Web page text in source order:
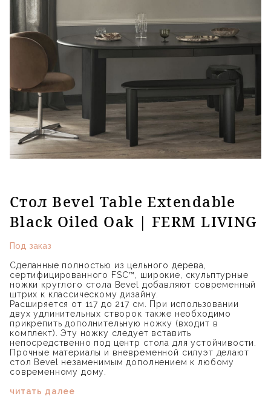
Стол Bevel Table Extendable
Black Oiled Oak | FERM LIVING
Под заказ
Сделанные полностью из цельного дерева,
сертифицированного FSC™, широкие, скульптурные
ножки круглого стола Bevel добавляют современный
штрих к классическому дизайну.
Расширяется от 117 до 217 см. При использовании
двух удлинительных створок также необходимо
прикрепить дополнительную ножку (входит в
комплект). Эту ножку следует вставить
непосредственно под центр стола для устойчивости.
Прочные материалы и вневременной силуэт делают
стол Bevel незаменимым дополнением к любому
современному дому.
читать далее